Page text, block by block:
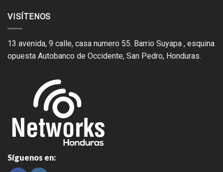
VISÍTENOS
13 avenida, 9 calle, casa numero 55. Barrio Suyapa , esquina
opuesta Autobanco de Occidente, San Pedro, Honduras.
Síguenos en: